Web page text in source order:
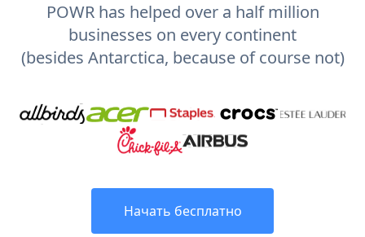
POWR has helped over a half million
businesses on every continent
(besides Antarctica, because of course not)
Начать бесплатно